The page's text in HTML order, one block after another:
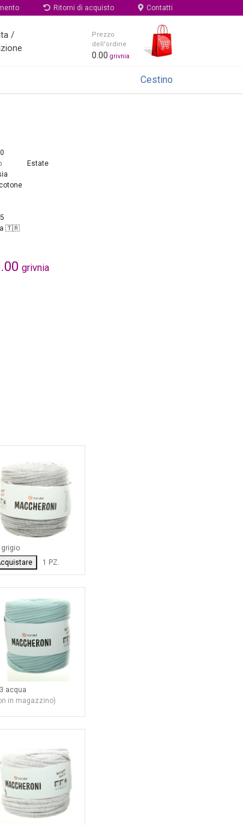
Ritorni di acquisto Contatti
/
Prezzo
dell'ordine
0.00 grivnia
Cestino
Estate
🇹🇷
grivnia
grigio
1 PZ.
acqua
in magazzino)